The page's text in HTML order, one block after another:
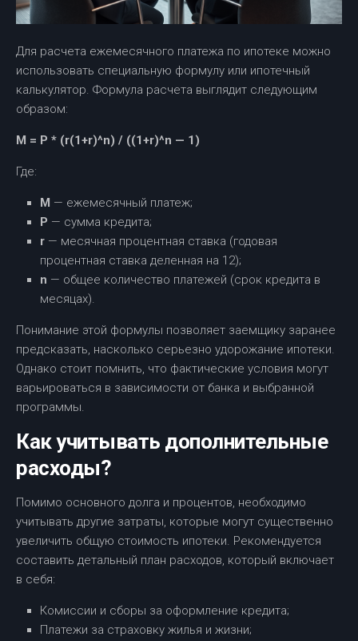
Для расчета ежемесячного платежа по ипотеке можно
использовать специальную формулу или ипотечный
калькулятор. Формула расчета выглядит следующим
образом:
М = P * (r(1+r)^n) / ((1+r)^n — 1)
Где:
M — ежемесячный платеж;
P — сумма кредита;
r — месячная процентная ставка (годовая
процентная ставка деленная на 12);
n — общее количество платежей (срок кредита в
месяцах).
Понимание этой формулы позволяет заемщику заранее
предсказать, насколько серьезно удорожание ипотеки.
Однако стоит помнить, что фактические условия могут
варьироваться в зависимости от банка и выбранной
программы.
Как учитывать дополнительные
расходы?
Помимо основного долга и процентов, необходимо
учитывать другие затраты, которые могут существенно
увеличить общую стоимость ипотеки. Рекомендуется
составить детальный план расходов, который включает
в себя:
Комиссии и сборы за оформление кредита;
Платежи за страховку жилья и жизни;